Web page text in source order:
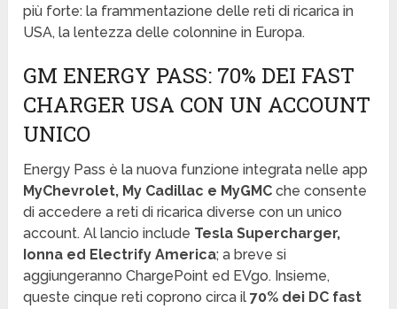
più forte: la frammentazione delle reti di ricarica in
USA, la lentezza delle colonnine in Europa.
GM ENERGY PASS: 70% DEI FAST
CHARGER USA CON UN ACCOUNT
UNICO
Energy Pass è la nuova funzione integrata nelle app
MyChevrolet, My Cadillac e MyGMC che consente
di accedere a reti di ricarica diverse con un unico
account. Al lancio include Tesla Supercharger,
Ionna ed Electrify America; a breve si
aggiungeranno ChargePoint ed EVgo. Insieme,
queste cinque reti coprono circa il70% dei DC fast